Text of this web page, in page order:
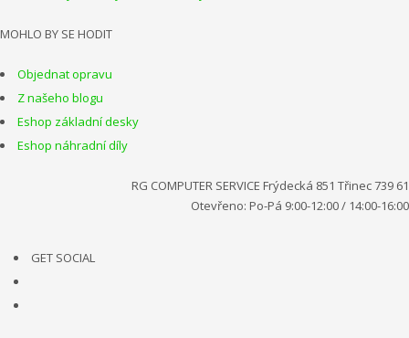
MOHLO BY SE HODIT
Objednat opravu
Z našeho blogu
Eshop základní desky
Eshop náhradní díly
RG COMPUTER SERVICE Frýdecká 851 Třinec 739 61
Otevřeno: Po-Pá 9:00-12:00 / 14:00-16:00
GET SOCIAL